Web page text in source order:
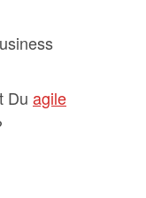
Du agile